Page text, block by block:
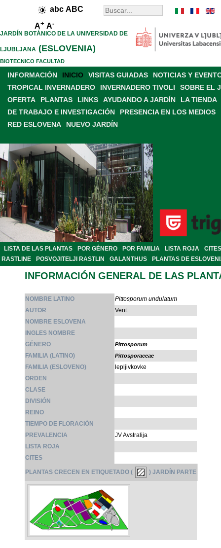
abc ABC
A+ A-
JARDÍN BOTÁNICO DE LA UNIVERSIDAD DE
LJUBLJANA (ESLOVENIA)
BIOTECNICO FACULTAD
INFORMACIÓN INICIO VISITAS GUIADAS
NOTICIAS Y
TROPICAL INVERNADERO
INVERNADERO TIVOLI
SOBRE EL
OFERTA
PLANTAS LINKS AYUDANDO A JARDÍN
LA TIENDA
DE TRABAJO E INVESTIGACIÓN
PRESENCIA EN LOS MEDIOS
RED ESLOVENA
NUEVO JARDÍN
LISTA DE LAS PLANTAS POR GÉNERO POR FAMILIA LISTA ROJA
CITES
RASTLINE
POSVOJITELJI RASTLIN GALANTHUS PLANTAS DE
INFORMACIÓN GENERAL DE LAS
NOMBRE LATINO
Pittosporum undulatum
AUTOR
Vent.
NOMBRE ESLOVENA
INGLES NOMBRE
GÉNERO
Pittosporum
FAMILIA (LATINO) Pittosporaceae
FAMILIA (ESLOVENO)
lepljivkovke
ORDEN
CLASE
DIVISIÓN
REINO
TIEMPO DE FLORACIÓN
PREVALENCIA
JV Avstralija
LISTA ROJA
CITES
PLANTAS CRECEN EN ETIQUETADO ( ) JARDÍN PARTE